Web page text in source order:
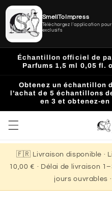
Ignorer
passer
au
Échantillon officiel de
Parfums 1,5 ml 0,05 fl.
Obtenez un échantillon
l'achat de 5 échantillons
en 3 et obtenez-
🇫🇷 Livraison disponible ·
10,00 € · Délai de livraison
jours ouvrables
SmellToImpress
Téléchargez l'application
exclusifs